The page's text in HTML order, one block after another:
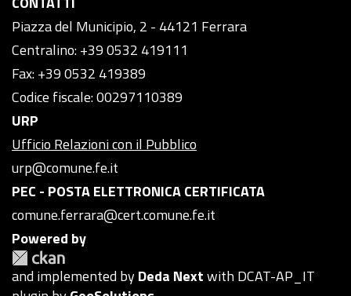
Piazza del Municipio, 2 - 44121 Ferrara
Centralino: +39 0532 419111
Fax: +39 0532 419389
Codice fiscale: 00297110389
URP
Ufficio Relazioni con il Pubblico
urp@comune.fe.it
PEC - POSTA ELETTRONICA CERTIFICATA
comune.ferrara@cert.comune.fe.it
Powered by
and implemented byDeda Nextwith DCAT-AP_IT